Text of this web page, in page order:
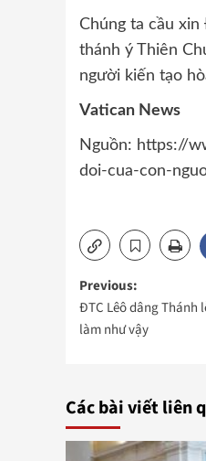
Chúng ta cầu
thánh ý Thiên
người kiến tạo
Vatican News
Nguồn: https://
doi-cua-con-
Post
navigation
Previous:
ĐTC Lêô dâng Thánh
làm như vậy
Các bài viết liên